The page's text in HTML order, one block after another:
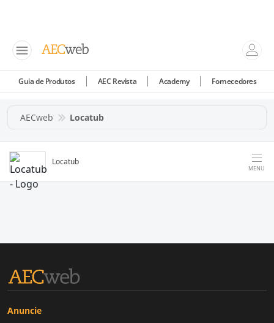
Guia de Produtos AEC Revista Academy Fornecedores
AECweb Locatub
Locatub
MENU
Anuncie